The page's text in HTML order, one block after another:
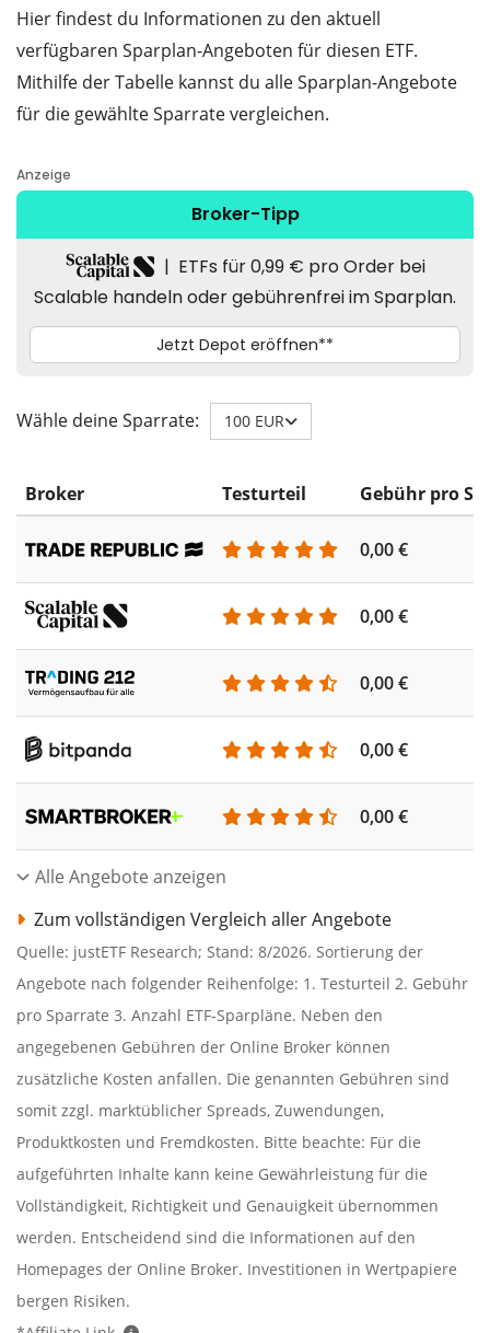
Hier findest du Informationen zu den aktuell
verfügbaren Sparplan-Angeboten für diesen ETF.
Mithilfe der Tabelle kannst du alle Sparplan-Angebote
für die gewählte Sparrate vergleichen.
Wähle deine Sparrate: 100 EUR
Broker Testurteil Gebühr pro
0,00 €
0,00 €
0,00 €
0,00 €
0,00 €
Alle Angebote anzeigen
Zum vollständigen Vergleich aller Angebote
Quelle: justETF Research; Stand: 8/2026. Sortierung der
Angebote nach folgender Reihenfolge: 1. Testurteil 2. Gebühr
pro Sparrate 3. Anzahl ETF-Sparpläne. Neben den
angegebenen Gebühren der Online Broker können
zusätzliche Kosten anfallen. Die genannten Gebühren sind
somit zzgl. marktüblicher Spreads, Zuwendungen,
Produktkosten und Fremdkosten. Bitte beachte: Für die
aufgeführten Inhalte kann keine Gewährleistung für die
Vollständigkeit, Richtigkeit und Genauigkeit übernommen
werden. Entscheidend sind die Informationen auf den
Homepages der Online Broker. Investitionen in Wertpapiere
bergen Risiken.